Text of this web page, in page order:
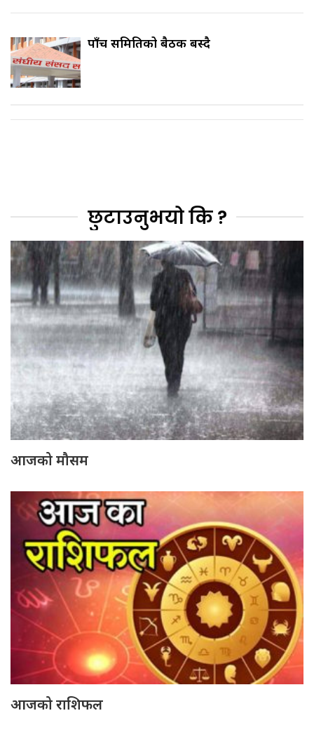
पाँच समितिको बैठक बस्दै
छुटाउनुभयो कि ?
आजको मौसम
आजको राशिफल